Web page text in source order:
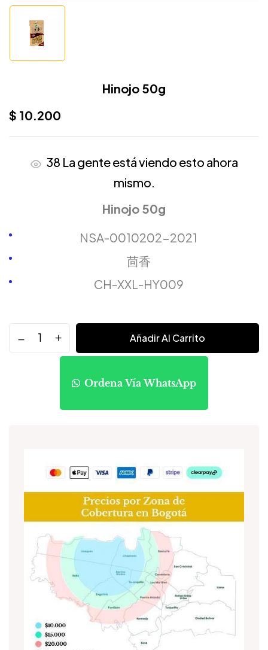
Hinojo 50g
$ 10.200
38 La gente está viendo esto ahora
mismo.
Hinojo 50g
NSA-0010202-2021
茴香
CH-XXL-HY009
Añadir Al Carrito
Ordena Vía WhatsApp